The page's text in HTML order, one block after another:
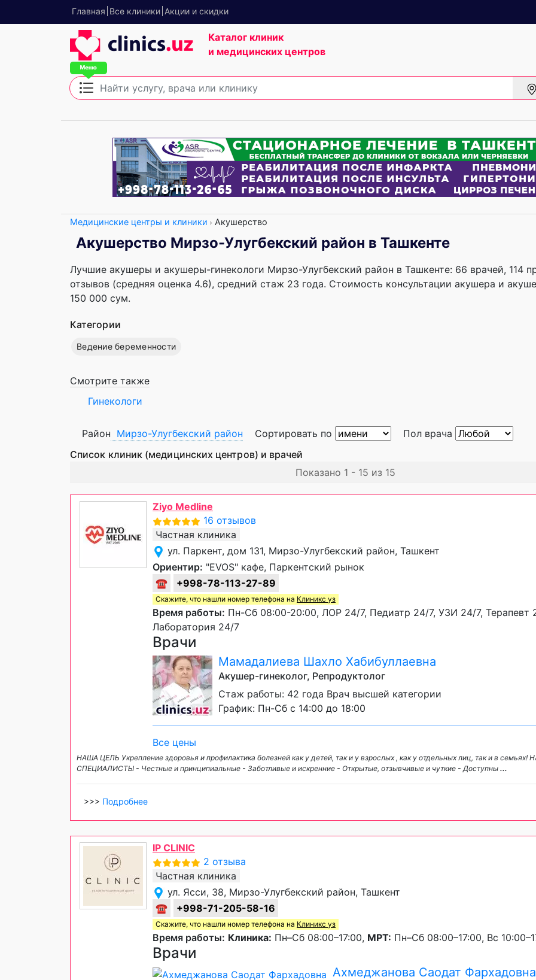
Главная Все клиники Акции и скидки
Каталог клиник
и медицинских центров
Медицинские центры и клиники Акушерство
Акушерство Мирзо-Улугбекский район в Ташкенте
Лучшие акушеры и акушеры-гинекологи Мирзо-Улугбекский район в Ташкенте: 66 врачей, 114
отзывов (средняя оценка 4.6), cредний стаж 23 года. Стоимость консультации акушера и
150 000 сум.
Категории
Ведение беременности
Смотрите также
Гинекологи
Район Мирзо-Улугбекский район Сортировать по
Пол врача
Список клиник (медицинских центров) и врачей
Показано 1 - 15 из 15
Ziyo Medline
16 отзывов
Частная клиника
ул. Паркент, дом 131, Мирзо-Улугбекский район, Ташкент
Ориентир: "EVOS" кафе, Паркентский рынок
☎
+998-78-113-27-89
Скажите, что нашли номер телефона на Клиникс уз
Время работы: Пн-Сб 08:00-20:00, ЛОР 24/7, Педиатр 24/7, УЗИ 24/7, Терапевт
Лаборатория 24/7
Врачи
Мамадалиева Шахло Хабибуллаевна
Акушер-гинеколог, Репродуктолог
Стаж работы: 42 года Врач высшей категории
График: Пн-Сб с 14:00 до 18:00
Все цены
НАША ЦЕЛЬ Укрепление здоровья и профилактика болезней как у детей, так и у взрослых , как у отдельных лиц, так и в семьях!
СПЕЦИАЛИСТЫ - Честные и принципиальные - Заботливые и искренние - Открытые, отзывчивые и чуткие - Доступны ...
>>> Подробнее
IP CLINIC
2 отзыва
Частная клиника
ул. Ясси, 38, Мирзо-Улугбекский район, Ташкент
☎
+998-71-205-58-16
Скажите, что нашли номер телефона на Клиникс уз
Время работы: Клиника: Пн–Сб 08:00–17:00, МРТ: Пн–Сб 08:00–17:00, Вс
Врачи
Ахмеджанова Саодат Фархадовна